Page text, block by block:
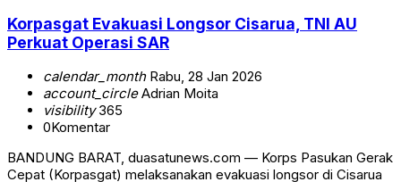
Korpasgat Evakuasi Longsor Cisarua, TNI AU
Perkuat Operasi SAR
calendar_monthRabu, 28 Jan 2026
account_circleAdrian Moita
visibility365
0Komentar
BANDUNG BARAT, duasatunews.com — Korps Pasukan Gerak
Cepat (Korpasgat) melaksanakan evakuasi longsor di Cisarua